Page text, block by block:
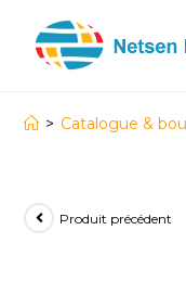
> Catalogue &
Produit précédent